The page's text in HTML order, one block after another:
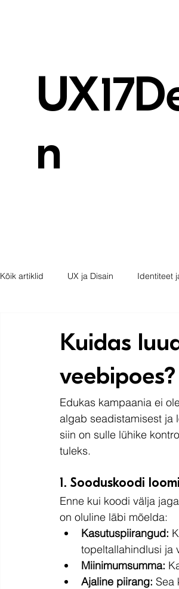
n
Kõik artiklid UX ja Disain Identiteet
Kuidas
veebipoes?
Edukas kampaania ei
algab seadistamisest ja
siin on sulle lühike
tuleks.
1. Sooduskoodi
Enne kui koodi välja
on oluline läbi mõelda:
Kasutuspiirangud:
topeltallahindlusi ja
Miinimumsumma:
Ajaline piirang: Sea